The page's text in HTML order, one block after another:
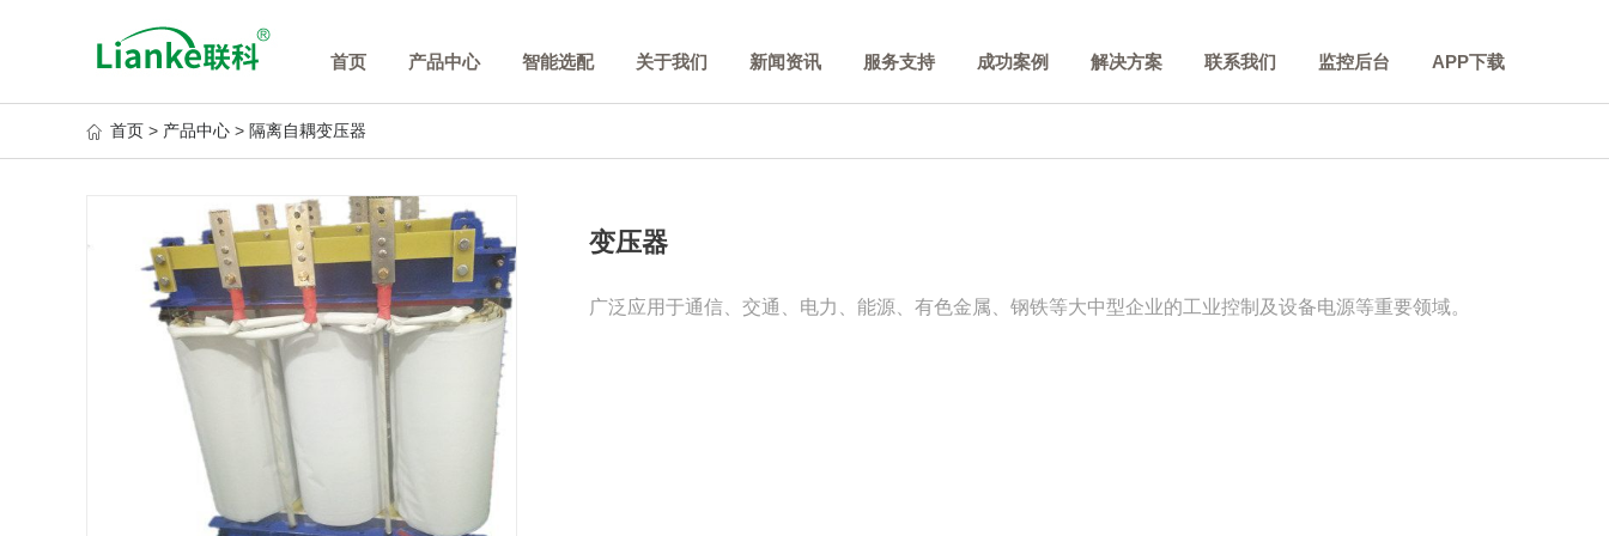
首页 产品中心 智能选配 关于我们 新闻资讯 服务支持 成功案例 解决方案 联系我们 监控后台 APP下载
首页 > 产品中心 > 隔离自耦变压器
变压器
广泛应用于通信、交通、电力、能源、有色金属、钢铁等大中型企业的工业控制及设备电源等重要领域。